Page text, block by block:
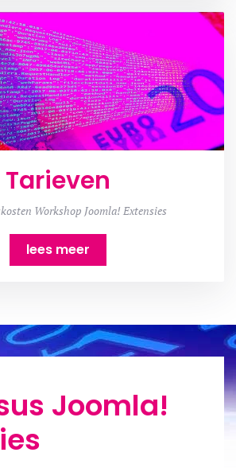
Tarieven
Workshop Joomla! Extensies
lees meer
Joomla!